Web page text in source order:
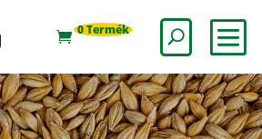
0 Termék